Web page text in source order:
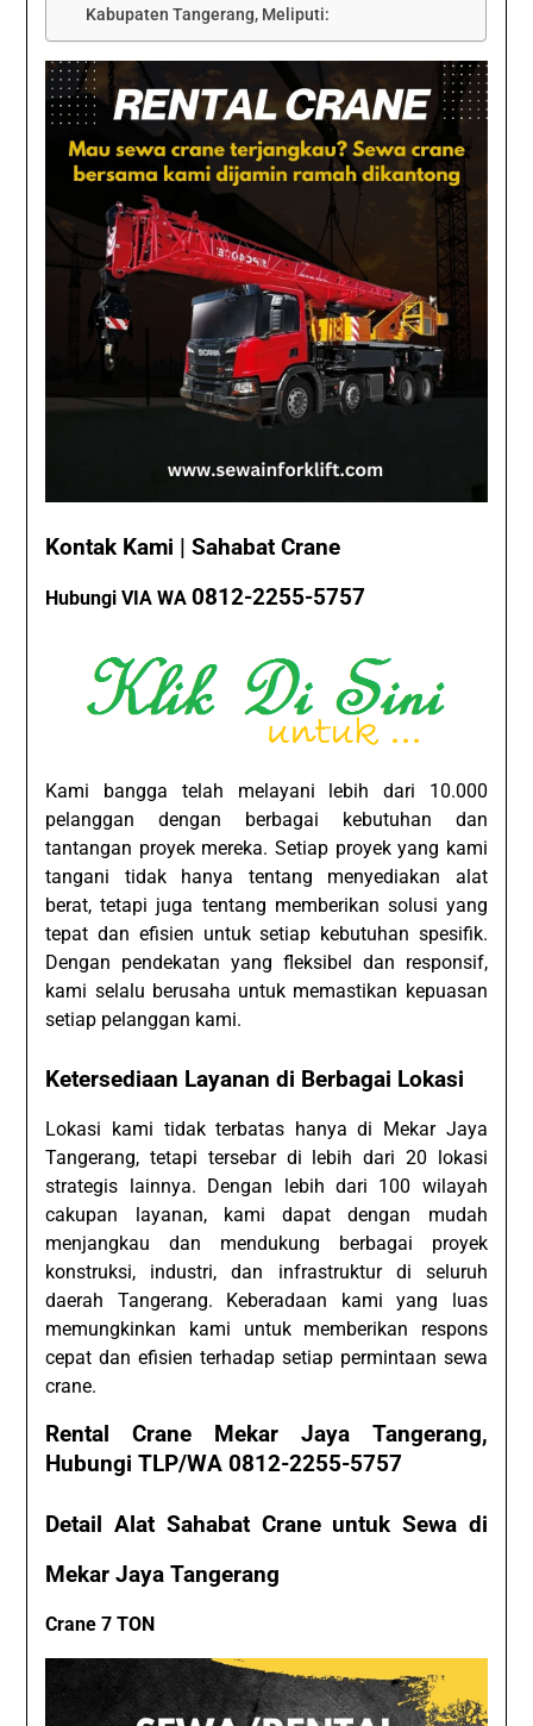
Kabupaten Tangerang, Meliputi:
Kontak Kami | Sahabat Crane
Hubungi VIA WA0812-2255-5757
Kami bangga telah melayani lebih dari 10.000
pelanggan dengan berbagai kebutuhan dan
tantangan proyek mereka. Setiap proyek yang kami
tangani tidak hanya tentang menyediakan alat
berat, tetapi juga tentang memberikan solusi yang
tepat dan efisien untuk setiap kebutuhan spesifik.
Dengan pendekatan yang fleksibel dan responsif,
kami selalu berusaha untuk memastikan kepuasan
setiap pelanggan kami.
Ketersediaan Layanan di Berbagai Lokasi
Lokasi kami tidak terbatas hanya di Mekar Jaya
Tangerang, tetapi tersebar di lebih dari 20 lokasi
strategis lainnya. Dengan lebih dari 100 wilayah
cakupan layanan, kami dapat dengan mudah
menjangkau dan mendukung berbagai proyek
konstruksi, industri, dan infrastruktur di seluruh
daerah Tangerang. Keberadaan kami yang luas
memungkinkan kami untuk memberikan respons
cepat dan efisien terhadap setiap permintaan sewa
crane.
Rental Crane Mekar Jaya Tangerang,
Hubungi TLP/WA 0812-2255-5757
Detail Alat Sahabat Crane untuk Sewa di
Mekar Jaya Tangerang
Crane 7 TON